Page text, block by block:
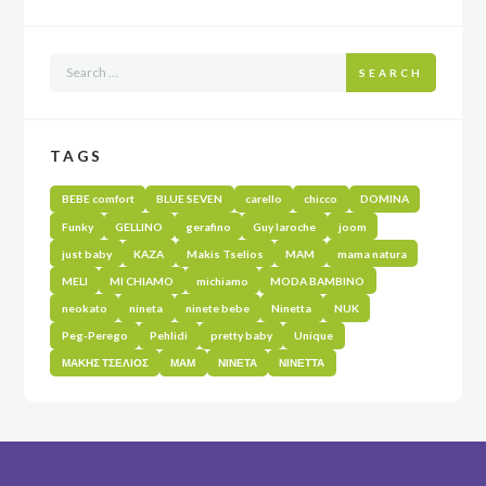
SEARCH
TAGS
BEBE comfort BLUE SEVEN carello chicco DOMINA
Funky GELLINO gerafino Guy laroche joom
just baby KAZA Makis Tselios MAM mama natura
MELI MI CHIAMO michiamo MODA BAMBINO
neokato nineta ninete bebe Ninetta NUK
Peg-Perego Pehlidi pretty baby Unique
ΜΑΚΗΣ ΤΣΕΛΙΟΣ ΜΑΜ ΝΙΝΕΤΑ ΝΙΝΕΤΤΑ